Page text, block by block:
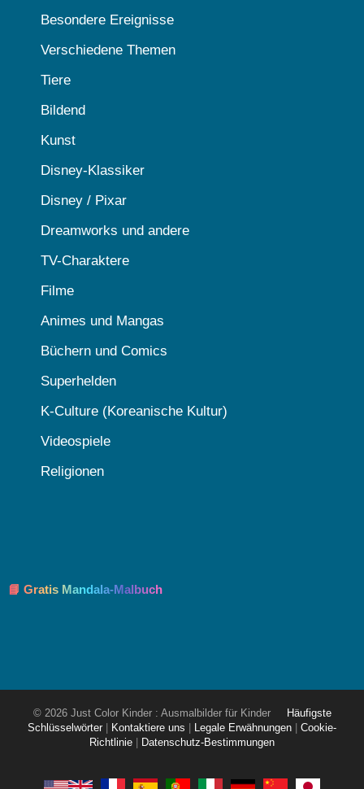
Besondere Ereignisse
Verschiedene Themen
Tiere
Bildend
Kunst
Disney-Klassiker
Disney / Pixar
Dreamworks und andere
TV-Charaktere
Filme
Animes und Mangas
Büchern und Comics
Superhelden
K-Culture (Koreanische Kultur)
Videospiele
Religionen
📘 Gratis Mandala-Malbuch
© 2026 Just Color Kinder : Ausmalbilder für Kinder
Häufigste
Schlüsselwörter
Kontaktiere uns Legale Erwähnungen
Cookie-
Richtlinie
Datenschutz-Bestimmungen